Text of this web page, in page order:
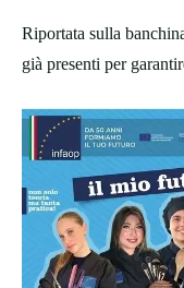
Riportata sulla
già presenti per